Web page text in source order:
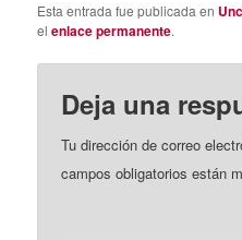
Esta entrada fue publicada en
elenlace permanente.
Deja una
Tu dirección de correo
campos obligatorios están